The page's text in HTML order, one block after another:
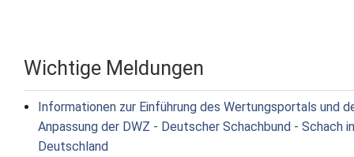
Wichtige Meldungen
Informationen zur Einführung des Wertungsportals und
Anpassung der DWZ - Deutscher Schachbund - Schach in
Deutschland